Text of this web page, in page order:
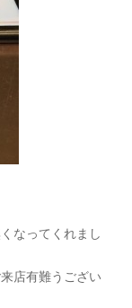
なってくれまし
店有難うござい